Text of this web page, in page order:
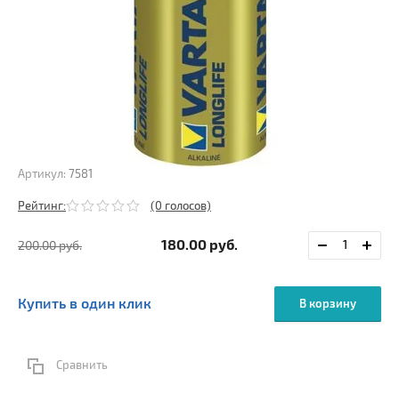
Артикул: 7581
Рейтинг: (0 голосов)
200.00руб. 180.00 руб.
Купить в один клик В корзину
Сравнить